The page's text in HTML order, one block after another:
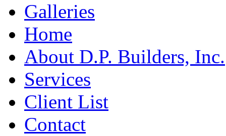
Galleries
Home
About D.P. Builders, Inc.
Services
Client List
Contact